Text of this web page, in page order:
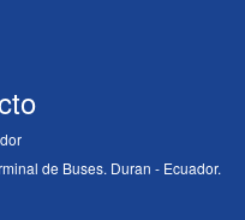
de Buses. Duran - Ecuador.